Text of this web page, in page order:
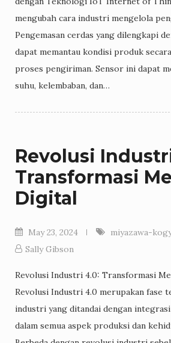
mengubah cara industri mengelola
Pengemasan cerdas yang dilengkapi
dapat memantau kondisi produk
proses pengiriman. Sensor ini dapat
suhu, kelembaban, dan…
Revolusi
Transformasi
Digital
May 23, 2024
miyazawa-
Sally Gibson
Revolusi Industri 4.0: Transformasi
Revolusi Industri 4.0 merupakan fase
industri yang ditandai dengan
dalam semua aspek produksi dan